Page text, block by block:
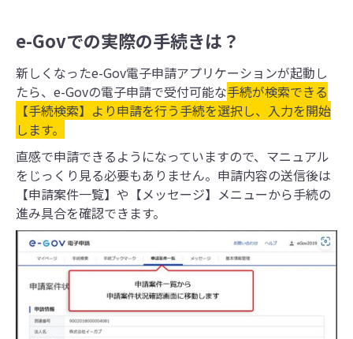
e-Govでの実際の手続きは？
新しくなったe-Gov電子申請アプリケーションが起動し
たら、e-Govの電子申請で受付可能な手続が検索できる
【手続検索】より申請を行う手続を選択し、入力を開始
します。
直感で申請できるようになっていますので、マニュアル
をじっくり見る必要もありません。申請内容の送信後は
【申請案件一覧】や【メッセージ】メニューから手続の
進み具合を確認できます。